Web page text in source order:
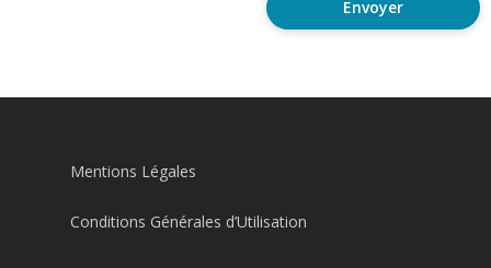
Mentions Légales
Conditions Générales d’Utilisation